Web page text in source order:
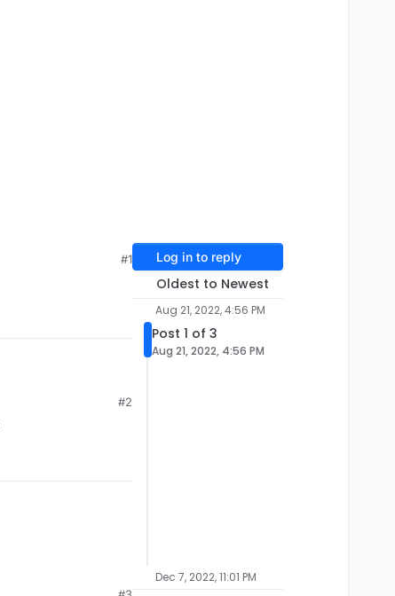
#1
#2
Log in to reply
Oldest to Newest
Aug 21, 2022, 4:56 PM
Post 1 of 3
Aug 21, 2022, 4:56 PM
Dec 7, 2022, 11:01 PM